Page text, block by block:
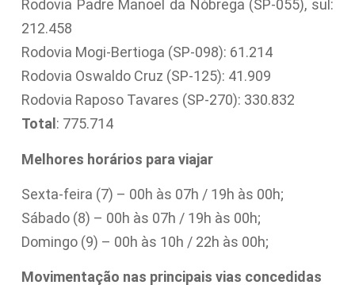
Rodovia Padre Manoel da Nóbrega (SP-055), sul:
212.458
Rodovia Mogi-Bertioga (SP-098): 61.214
Rodovia Oswaldo Cruz (SP-125): 41.909
Rodovia Raposo Tavares (SP-270): 330.832
Total : 775.714
Melhores horários para viajar
Sexta-feira (7) – 00h às 07h / 19h às 00h;
Sábado (8) – 00h às 07h / 19h às 00h;
Domingo (9) – 00h às 10h / 22h às 00h;
Movimentação nas principais vias concedidas